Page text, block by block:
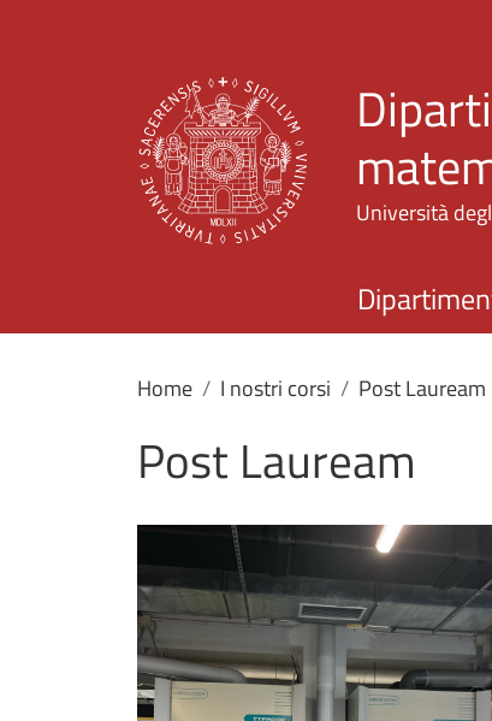
Università
Home I nostri corsi Post Lauream
Post Lauream